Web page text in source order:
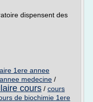
dispensent des
1ere annee
medecine /
cours / cours
de biochimie 1ere